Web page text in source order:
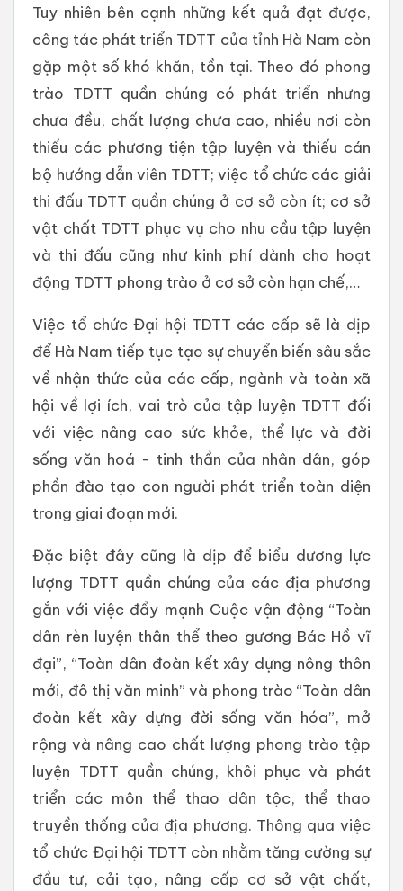
Tuy nhiên bên cạnh những kết quả đạt được,
công tác phát triển TDTT của tỉnh Hà Nam còn
gặp một số khó khăn, tồn tại. Theo đó phong
trào TDTT quần chúng có phát triển nhưng
chưa đều, chất lượng chưa cao, nhiều nơi còn
thiếu các phương tiện tập luyện và thiếu cán
bộ hướng dẫn viên TDTT; việc tổ chức các giải
thi đấu TDTT quần chúng ở cơ sở còn ít; cơ sở
vật chất TDTT phục vụ cho nhu cầu tập luyện
và thi đấu cũng như kinh phí dành cho hoạt
động TDTT phong trào ở cơ sở còn hạn chế,…
Việc tổ chức Đại hội TDTT các cấp sẽ là dịp
để Hà Nam tiếp tục tạo sự chuyển biến sâu sắc
về nhận thức của các cấp, ngành và toàn xã
hội về lợi ích, vai trò của tập luyện TDTT đối
với việc nâng cao sức khỏe, thể lực và đời
sống văn hoá - tinh thần của nhân dân, góp
phần đào tạo con người phát triển toàn diện
trong giai đoạn mới.
Đặc biệt đây cũng là dịp để biểu dương lực
lượng TDTT quần chúng của các địa phương
gắn với việc đẩy mạnh Cuộc vận động “Toàn
dân rèn luyện thân thể theo gương Bác Hồ vĩ
đại”, “Toàn dân đoàn kết xây dựng nông thôn
mới, đô thị văn minh” và phong trào “Toàn dân
đoàn kết xây dựng đời sống văn hóa”, mở
rộng và nâng cao chất lượng phong trào tập
luyện TDTT quần chúng, khôi phục và phát
triển các môn thể thao dân tộc, thể thao
truyền thống của địa phương. Thông qua việc
tổ chức Đại hội TDTT còn nhằm tăng cường sự
đầu tư, cải tạo, nâng cấp cơ sở vật chất,